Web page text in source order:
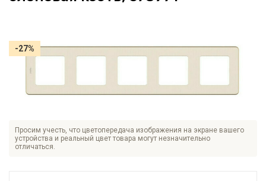
Просим учесть, что цветопередача изображения на экране вашего
устройства и реальный цвет товара могут незначительно
отличаться.
-27%